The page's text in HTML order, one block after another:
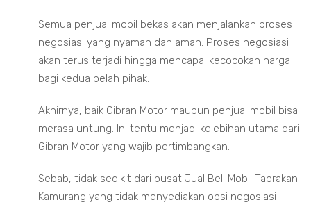
Semua penjual mobil bekas akan menjalankan proses
negosiasi yang nyaman dan aman. Proses negosiasi
akan terus terjadi hingga mencapai kecocokan harga
bagi kedua belah pihak.
Akhirnya, baik Gibran Motor maupun penjual mobil bisa
merasa untung. Ini tentu menjadi kelebihan utama dari
Gibran Motor yang wajib pertimbangkan.
Sebab, tidak sedikit dari pusat Jual Beli Mobil Tabrakan
Kamurang yang tidak menyediakan opsi negosiasi